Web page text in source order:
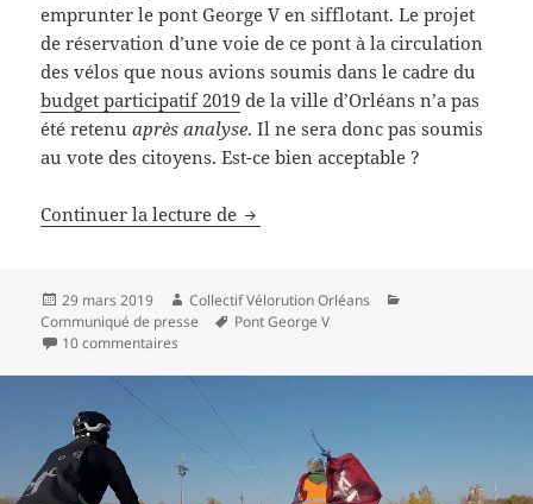
emprunter le pont George V en sifflotant. Le projet
de réservation d’une voie de ce pont à la circulation
des vélos que nous avions soumis dans le cadre du
budget participatif 2019 de la ville d’Orléans n’a pas
été retenuaprès analyse. Il ne sera donc pas soumis
au vote des citoyens. Est-ce bien acceptable ?
Continuer la lecture de Budget participatif 2019 : autant
Publié
le
29 mars 2019 Auteur
Collectif Vélorution Orléans
Communiqué de presse
Mots-
Pont George V
10 commentaires